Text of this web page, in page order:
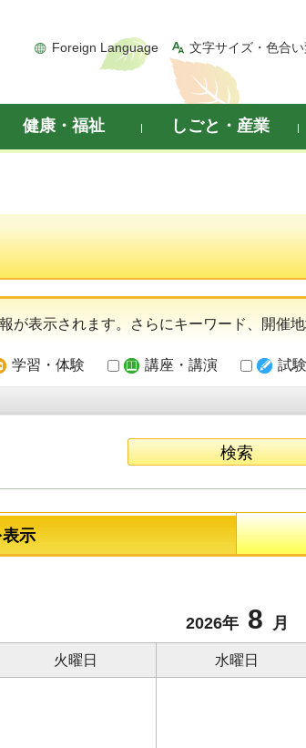
Foreign Language 文字サイズ・色合
健康・福祉 しごと・産業
が表示されます。さらにキーワード、開催
学習・体験 講座・講演 試験
示
2026年 8 月
火曜日 水曜日